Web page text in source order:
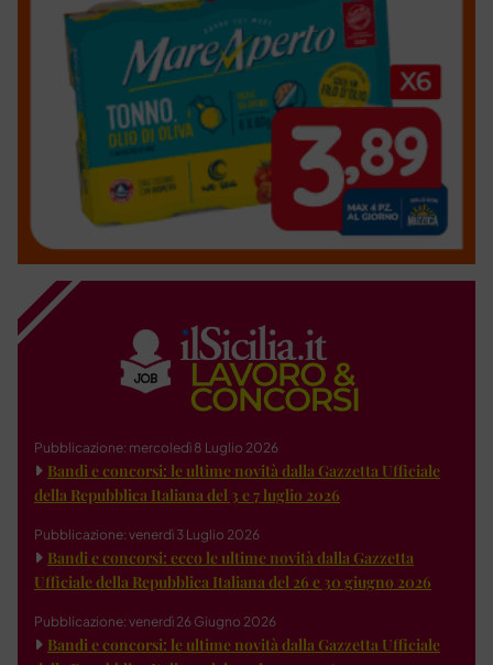
Pubblicazione: mercoledì 8 Luglio 2026
Bandi e concorsi: le ultime novità dalla Gazzetta Ufficiale
della Repubblica Italiana del 3 e 7 luglio 2026
Pubblicazione: venerdì 3 Luglio 2026
Bandi e concorsi: ecco le ultime novità dalla Gazzetta
Ufficiale della Repubblica Italiana del 26 e 30 giugno 2026
Pubblicazione: venerdì 26 Giugno 2026
Bandi e concorsi: le ultime novità dalla Gazzetta Ufficiale